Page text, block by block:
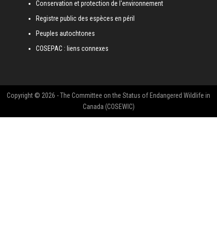
Conservation et protection de l'environnement
Registre public des espèces en péril
Peuples autochtones
COSEPAC : liens connexes
Copyright © 2026 - The Committee on the Status of Endangered Wildlife in
Canada (COSEWIC)